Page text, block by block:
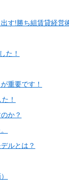
す!勝ち組賃貸経営
た！
重要です！
！
か？
ルとは？